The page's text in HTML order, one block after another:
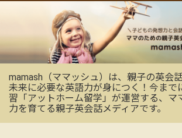
mamash（ママッシュ）は、親子の英会
未来に必要な英語力が身につく！今まで
習「アットホーム留学」が運営する、マ
力を育てる親子英会話メディアです。